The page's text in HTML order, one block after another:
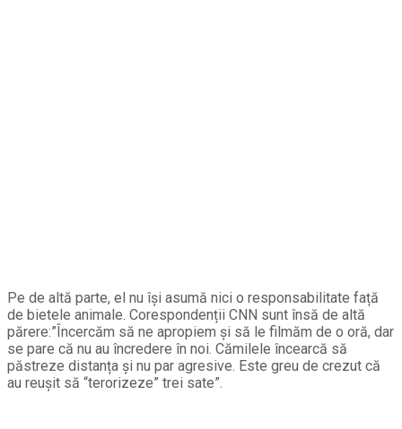
Pe de altă parte, el nu își asumă nici o responsabilitate față
de bietele animale. Corespondenții CNN sunt însă de altă
părere:”Încercăm să ne apropiem și să le filmăm de o oră, dar
se pare că nu au încredere în noi. Cămilele încearcă să
păstreze distanța și nu par agresive. Este greu de crezut că
au reușit să “terorizeze” trei sate”.